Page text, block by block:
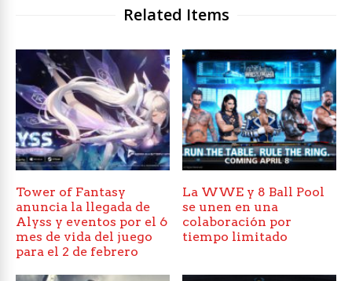
Related Items
Tower of Fantasy
anuncia la llegada de
Alyss y eventos por el 6
mes de vida del juego
para el 2 de febrero
La WWE y 8 Ball Pool
se unen en una
colaboración por
tiempo limitado